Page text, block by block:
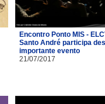
Encontro Ponto MIS -
Santo André participa
importante evento
21/07/2017